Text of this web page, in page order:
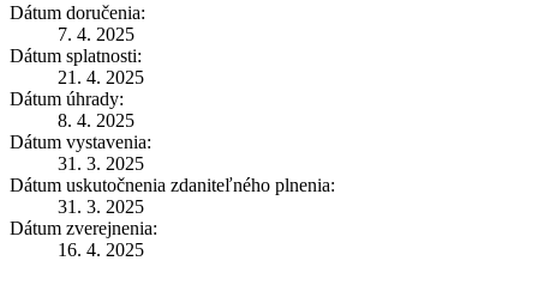
Dátum doručenia:
7. 4. 2025
Dátum splatnosti:
21. 4. 2025
Dátum úhrady:
8. 4. 2025
Dátum vystavenia:
31. 3. 2025
Dátum uskutočnenia zdaniteľného plnenia:
31. 3. 2025
Dátum zverejnenia:
16. 4. 2025